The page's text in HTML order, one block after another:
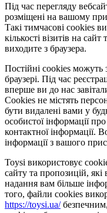
Під час перегляду
розміщені на вашому
Такі тимчасові cookies
кількості візитів на
виходите з браузера.
Постійні cookies можуть
браузері. Під час
вперше ви до нас
Cookies не містять
бути видалені вами у
особистої інформації
контактної інформації.
інформації з вашого
Toysi використовує
сайту та пропозицій,
надання вам більше
того, файли cookies
https://toysi.ua/